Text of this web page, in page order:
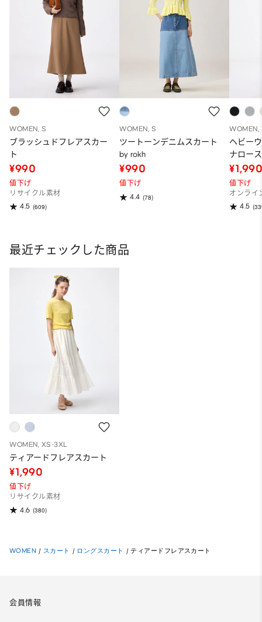
WOMEN, S
ブラッシュドフレアスカー
ト
¥990
値下げ
リサイクル素材
4.5 (609)
WOMEN, S
ツートーンデニムスカート
by rokh
¥990
値下げ
4.4 (78)
WOMEN,
ヘビー
ナロー
～
値下げ
オンライ
4.5
最近チェックした商品
WOMEN, XS-3XL
ティアードフレアスカート
¥1,990
値下げ
リサイクル素材
4.6 (380)
WOMEN / スカート / ロングスカート / ティアードフレアスカート
会員情報